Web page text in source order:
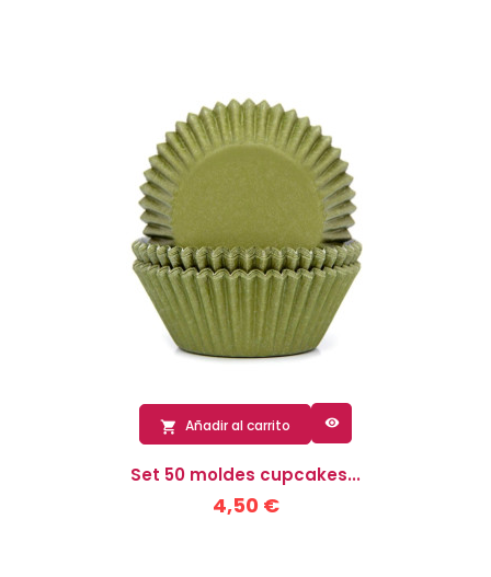
 Añadir al carrito 
Set 50 moldes cupcakes...
4,50 €